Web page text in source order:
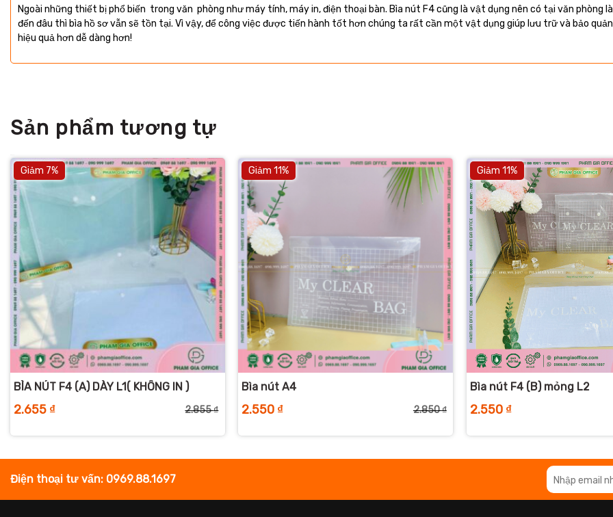
Ngoài những thiết bị phổ biến trong văn phòng như máy tính, máy in, điện thoại bàn. Bìa nút F4 cũng là vật dụng nên có tại văn phòng
đến đâu thì bìa hồ sơ vẫn sẽ tồn tại. Vì vậy, để công việc được tiến hành tốt hơn chúng ta rất cần một vật dụng giúp lưu trữ và bảo
hiệu quả hơn dễ dàng hơn!
Sản phẩm tương tự
Giảm 7%
+
BÌA NÚT F4 (A) DÀY L1( KHÔNG IN )
2.855₫
2.655 ₫
Giảm 11%
+
Bìa nút A4
2.850₫
2.550 ₫
Giảm 11%
+
Bìa nút F4 (B) mỏng L2
2.550 ₫
Điện thoại tư vấn: 0969.88.1697